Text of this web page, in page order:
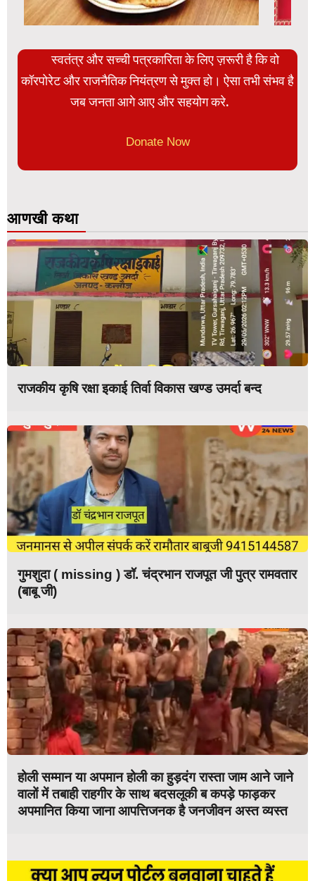
स्वतंत्र और सच्ची पत्रकारिता के लिए ज़रूरी है कि वो
कॉरपोरेट और राजनैतिक नियंत्रण से मुक्त हो। ऐसा तभी संभव है
जब जनता आगे आए और सहयोग करे.
Donate Now
आणखी कथा
राजकीय कृषि रक्षा इकाई तिर्वा विकास खण्ड उमर्दा बन्द
गुमशुदा ( missing ) डॉ. चंद्रभान राजपूत जी पुत्र रामवतार
(बाबू जी)
होली सम्मान या अपमान होली का हुड़दंग रास्ता जाम आने जाने
वालों में तबाही राहगीर के साथ बदसलूकी ब कपड़े फाड़कर
अपमानित किया जाना आपत्तिजनक है जनजीवन अस्त व्यस्त